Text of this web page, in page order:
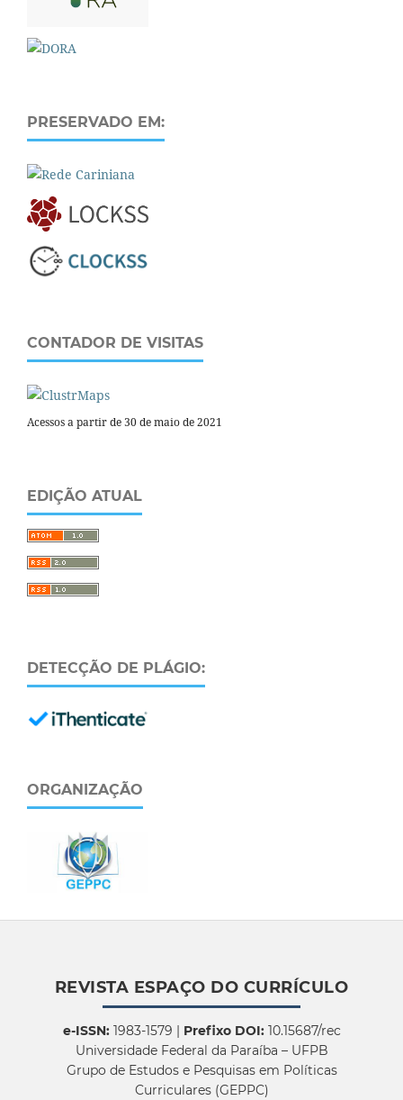
PRESERVADO EM:
CONTADOR DE VISITAS
Acessos a partir de 30 de maio de 2021
EDIÇÃO ATUAL
DETECÇÃO DE PLÁGIO:
ORGANIZAÇÃO
REVISTA ESPAÇO DO CURRÍCULO
e-ISSN:1983-1579 | Prefixo DOI:10.15687/rec
Universidade Federal da Paraíba – UFPB
Grupo de Estudos e Pesquisas em Políticas
Curriculares (GEPPC)